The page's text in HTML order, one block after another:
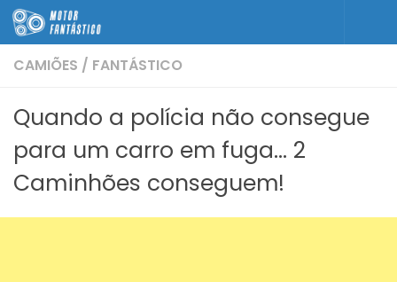
Skip to content
CAMIÕES / FANTÁSTICO
Quando a polícia não consegue
para um carro em fuga… 2
Caminhões conseguem!